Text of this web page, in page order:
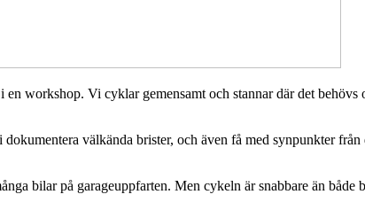
i en workshop. Vi cyklar gemensamt och stannar där det
välkända brister, och även få med synpunkter
bilar på garageuppfarten. Men cykeln är snabbare än